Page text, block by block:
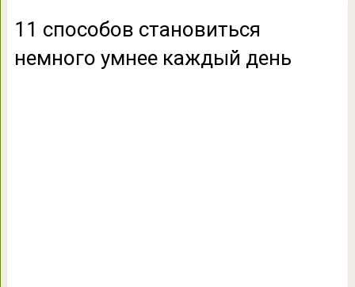
11 способов становиться
немного умнее каждый день